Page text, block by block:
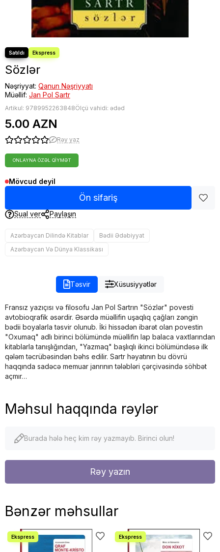
Sözlər
Nəşriyyat: Qanun Nəşriyyatı
Müəllif: Jan Pol Sartr
Artikul: 9789952263848Ölçü vahidi: ədəd
5.00 AZN
Rəy yaz
ONLAYNA ÖZƏL QIYMƏT
Mövcud deyil
Ön sifariş
Sual ver Paylaşın
Azərbaycan Dilində Kitablar
Bədii Ədəbiyyat
Azərbaycan Və Dünya Klassikası
Təsvir Xüsusiyyətlər
Fransız yazıçısı və filosofu Jan Pol Sartrın "Sözlər" povesti
avtobioqrafik əsərdir. Əsərdə müəllifin uşaqlıq çağları zəngin
bədii boyalarla təsvir olunub. İki hissədən ibarət olan povestin
"Oxumaq" adlı birinci bölümündə müəllifin lap balaca vaxtlarından
kitablarla tanışlığından, "Yazmaq" başlıqlı ikinci bölümündəsə ilk
qələm təcrübəsindən bəhs edilir. Sartr həyatının bu dövrü
haqqında sadəcə memuar janrının tələbləri çərçivəsində söhbət
açmır…
Məhsul haqqında rəylər
Burada hələ heç kim rəy yazmayıb. Birinci olun!
Rəy yazın
Bənzər məhsullar